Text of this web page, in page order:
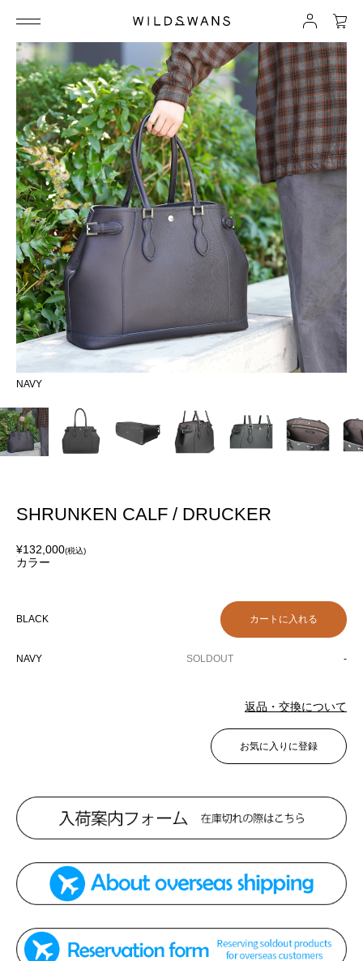
NAVY
SHRUNKEN CALF / DRUCKER
¥132,000(税込)
カラー
BLACK
NAVY SOLDOUT -
返品・交換について
お気に入りに登録